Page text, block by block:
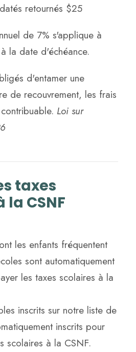
retournés $25
de 7% s'applique à
la date d'échéance.
d'entamer une
de recouvrement, les frais
Loi sur
taxes
la CSNF
les enfants fréquentent
sont automatiquement
les taxes scolaires à la
inscrits sur notre liste de
inscrits pour
scolaires à la CSNF.